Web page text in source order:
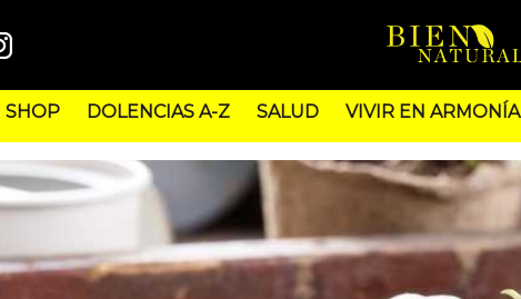
SHOP DOLENCIAS A-Z SALUD VIVIR EN ARMONÍA